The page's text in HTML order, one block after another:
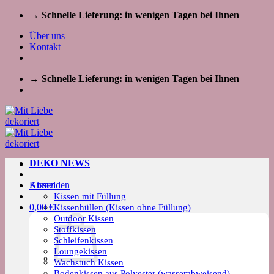
Zum
springen
→ Schnelle Lieferung: in wenigen Tagen bei Ihnen
Über uns
Kontakt
→ Schnelle Lieferung: in wenigen Tagen bei Ihnen
Kissen
Kissen mit Füllung
Kissenhüllen (Kissen ohne Füllung)
Outdoor Kissen
Stoffkissen
Schleifenkissen
Loungekissen
Wachstuch Kissen
DEKO NEWS
Anmelden
0,00€